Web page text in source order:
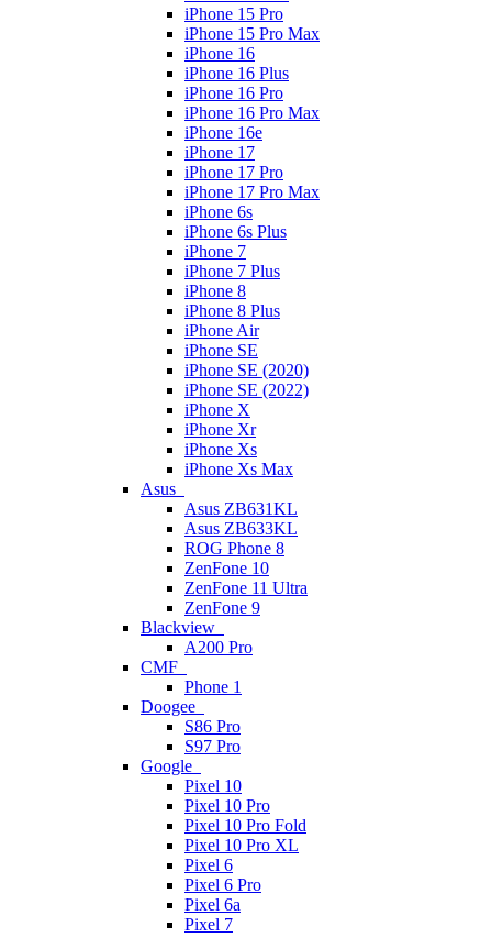
iPhone 15 Pro
iPhone 15 Pro Max
iPhone 16
iPhone 16 Plus
iPhone 16 Pro
iPhone 16 Pro Max
iPhone 16e
iPhone 17
iPhone 17 Pro
iPhone 17 Pro Max
iPhone 6s
iPhone 6s Plus
iPhone 7
iPhone 7 Plus
iPhone 8
iPhone 8 Plus
iPhone Air
iPhone SE
iPhone SE (2020)
iPhone SE (2022)
iPhone X
iPhone Xr
iPhone Xs
iPhone Xs Max
Asus
Asus ZB631KL
Asus ZB633KL
ROG Phone 8
ZenFone 10
ZenFone 11 Ultra
ZenFone 9
Blackview
A200 Pro
CMF
Phone 1
Doogee
S86 Pro
S97 Pro
Google
Pixel 10
Pixel 10 Pro
Pixel 10 Pro Fold
Pixel 10 Pro XL
Pixel 6
Pixel 6 Pro
Pixel 6a
Pixel 7